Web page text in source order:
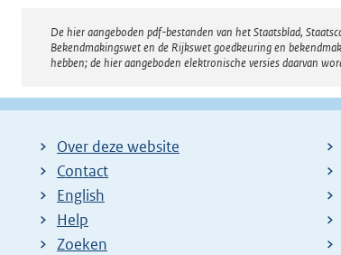
Disclaimer
De hier aangeboden pdf-bestanden van het Staatsblad,
Bekendmakingswet en de Rijkswet goedkeuring en
hebben; de hier aangeboden elektronische versies daarvan
Over deze website
Contact
English
Help
Zoeken